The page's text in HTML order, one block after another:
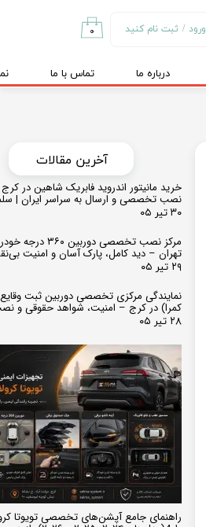
ورود / ثبت نام کنید
تغییر گذر واژه
۰
درباره ما تماس با ما
خرید مانیتور اندروید فابریک شاهین در
نصب تخصصی و ارسال به سراسر ایران |
۳۰ تیر ۰۵
مرکز نصب تخصصی
تهران – دید کامل، پارک آسان و امنیت
۲۹ تیر ۰۵
نمایندگی مرکزی تخصصی دوربین ثبت
کمرا) در کرج – امنیت، شواهد حقوقی و
۲۸ تیر ۰۵
راهنمای جامع آپشن‌های تخصصی تویوتا
​​آخرین مقالات